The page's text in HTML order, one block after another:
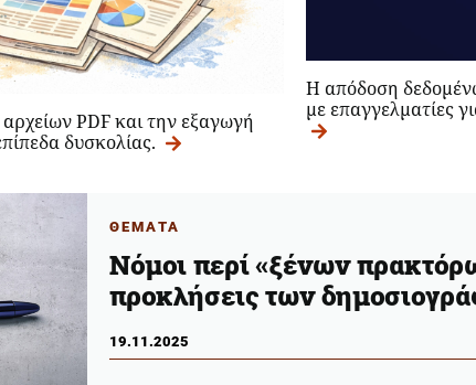
PDF και την εξαγωγή
δυσκολίας.
Η απόδοση
με επαγγελματίες
ΘΕΜΑΤΑ
Νόμοι περί «ξένων
προκλήσεις των
19.11.2025